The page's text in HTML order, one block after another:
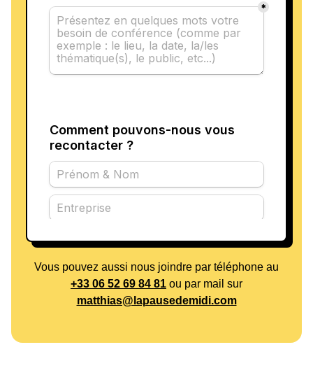
Vous pouvez aussi nous joindre par téléphone au
+33 06 52 69 84 81 ou par mail sur
matthias@lapausedemidi.com